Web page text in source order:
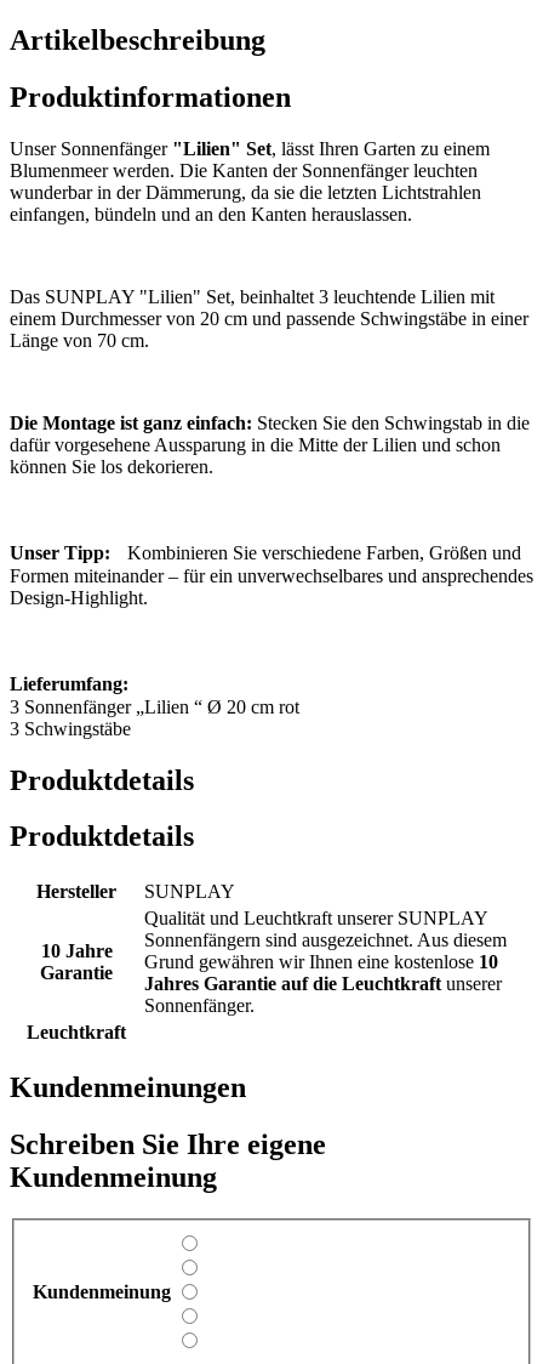
Artikelbeschreibung
Produktinformationen
Unser Sonnenfänger "Lilien" Set, lässt Ihren Garten zu einem
Blumenmeer werden. Die Kanten der Sonnenfänger leuchten
wunderbar in der Dämmerung, da sie die letzten Lichtstrahlen
einfangen, bündeln und an den Kanten herauslassen.
Das SUNPLAY "Lilien" Set, beinhaltet 3 leuchtende Lilien mit
einem Durchmesser von 20 cm und passende Schwingstäbe in einer
Länge von 70 cm.
Die Montage ist ganz einfach: Stecken Sie den Schwingstab in die
dafür vorgesehene Aussparung in die Mitte der Lilien und schon
können Sie los dekorieren.
Unser Tipp: Kombinieren Sie verschiedene Farben, Größen und
Formen miteinander – für ein unverwechselbares und ansprechendes
Design-Highlight.
Lieferumfang:
3 Sonnenfänger „Lilien “ Ø 20 cm rot
3 Schwingstäbe
Produktdetails
Produktdetails
Hersteller SUNPLAY
10 Jahre
Garantie
Qualität und Leuchtkraft unserer SUNPLAY
Sonnenfängern sind ausgezeichnet. Aus diesem
Grund gewähren wir Ihnen eine kostenlose 10
Jahres Garantie auf die Leuchtkraft unserer
Sonnenfänger.
Leuchtkraft
Kundenmeinungen
Schreiben Sie Ihre eigene
Kundenmeinung
Kundenmeinung